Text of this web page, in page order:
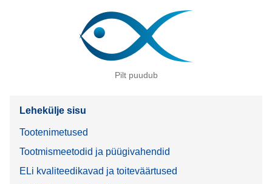
Pilt puudub
Lehekülje sisu
Tootenimetused
Tootmismeetodid ja püügivahendid
ELi kvaliteedikavad ja toiteväärtused